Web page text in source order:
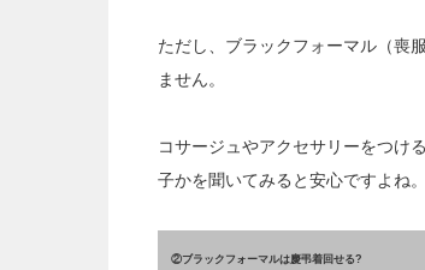
ただし、ブラックフォーマル（喪
ません。
コサージュやアクセサリーをつけ
子かを聞いてみると安心ですよね。
②ブラックフォーマルは慶弔着回せる?